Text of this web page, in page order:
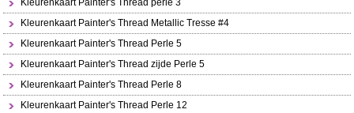
Kleurenkaart Painter's Thread perle 3
Kleurenkaart Painter's Thread Metallic Tresse #4
Kleurenkaart Painter's Thread Perle 5
Kleurenkaart Painter's Thread zijde Perle 5
Kleurenkaart Painter's Thread Perle 8
Kleurenkaart Painter's Thread Perle 12